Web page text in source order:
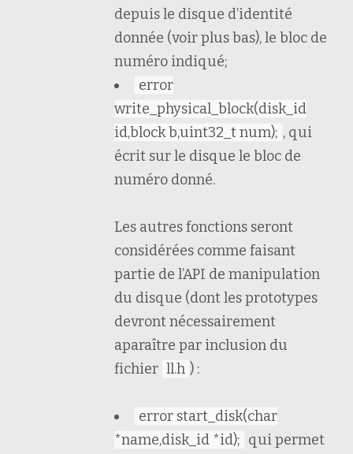
depuis le disque d’identité
donnée (voir plus bas), le bloc de
numéro indiqué;
error
write_physical_block(disk_id
id,block b,uint32_t num); , qui
écrit sur le disque le bloc de
numéro donné.
Les autres fonctions seront
considérées comme faisant
partie de l’API de manipulation
du disque (dont les prototypes
devront nécessairement
aparaître par inclusion du
fichier ll.h ) :
error start_disk(char
*name,disk_id *id); qui permet